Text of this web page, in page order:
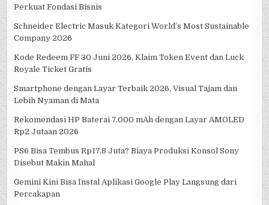
Perkuat Fondasi Bisnis
Schneider Electric Masuk Kategori World’s Most Sustainable
Company 2026
Kode Redeem FF 30 Juni 2026, Klaim Token Event dan Luck
Royale Ticket Gratis
Smartphone dengan Layar Terbaik 2026, Visual Tajam dan
Lebih Nyaman di Mata
Rekomendasi HP Baterai 7.000 mAh dengan Layar AMOLED
Rp2 Jutaan 2026
PS6 Bisa Tembus Rp17,8 Juta? Biaya Produksi Konsol Sony
Disebut Makin Mahal
Gemini Kini Bisa Instal Aplikasi Google Play Langsung dari
Percakapan